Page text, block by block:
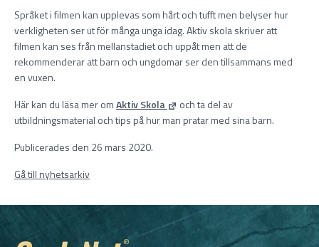
Språket i filmen kan upplevas som hårt och tufft men belyser hur
verkligheten ser ut för många unga idag. Aktiv skola skriver att
filmen kan ses från mellanstadiet och uppåt men att de
rekommenderar att barn och ungdomar ser den tillsammans med
en vuxen.
Här kan du läsa mer omAktiv Skola
och ta del av
utbildningsmaterial och tips på hur man pratar med sina barn.
Publicerades den 26 mars 2020.
Gå till nyhetsarkiv